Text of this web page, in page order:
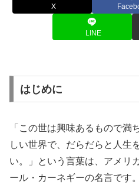
X
LINE
はじめに
「この世は興味あるもので満
しい世界で、だらだらと人生
い。」という言葉は、アメリ
ール・カーネギーの名言です